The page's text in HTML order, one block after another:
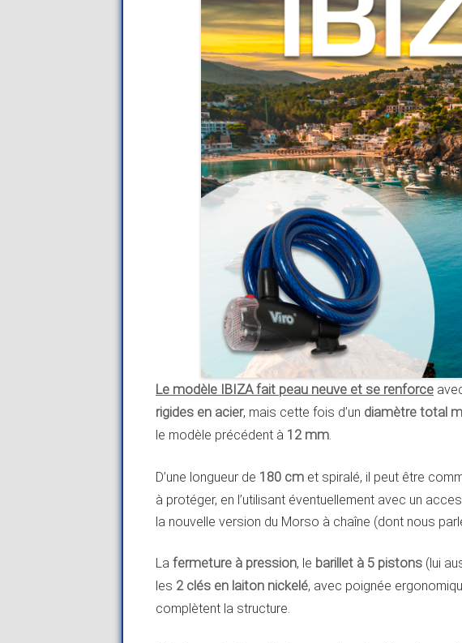
Le modèle IBIZA fait peau neuve et se renforce
rigides en acier, mais cette fois d’un diamètre total
le modèle précédent à 12 mm.
D’une longueur de 180 cm et spiralé, il peut être
à protéger, en l’utilisant éventuellement avec un
la nouvelle version du Morso à chaîne (dont nous
La fermeture à pression, le barillet à 5 pistons (lui
les 2 clés en laiton nickelé, avec poignée
complètent la structure.